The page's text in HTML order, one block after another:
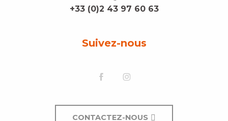
+33 (0)2 43 97 60 63
Suivez-nous
CONTACTEZ-NOUS